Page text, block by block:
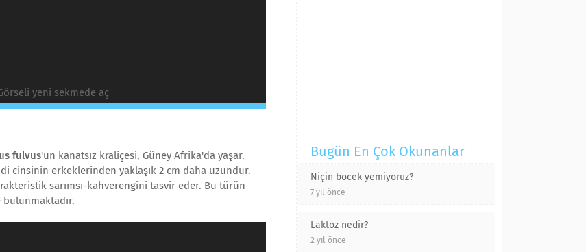
yeni sekmede aç
fulvus'un kanatsız kraliçesi, Güney Afrika'da yaşar.
cinsinin erkeklerinden yaklaşık 2 cm daha uzundur.
sarımsı-kahverengini tasvir eder. Bu türün
bulunmaktadır.
Bugün En Çok Okunanlar
Niçin böcek yemiyoruz?
7 yıl önce
Laktoz nedir?
2 yıl önce